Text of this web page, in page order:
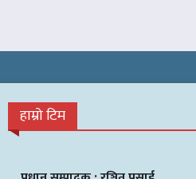
हाम्रो टिम